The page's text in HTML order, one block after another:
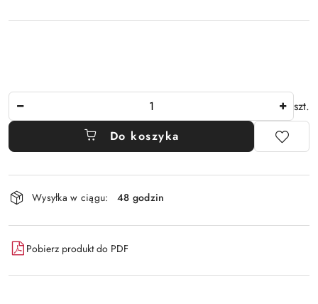
szt.
Do koszyka
Dostępność
i
dostawa
Wysyłka w ciągu: 48 godzin
Pobierz produkt do PDF